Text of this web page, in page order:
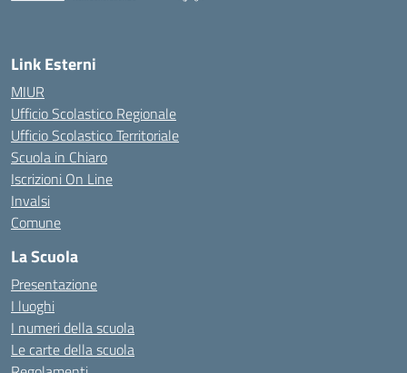
Link Esterni
MIUR
Ufficio Scolastico Regionale
Ufficio Scolastico Territoriale
Scuola in Chiaro
Iscrizioni On Line
Invalsi
Comune
La Scuola
Presentazione
I luoghi
I numeri della scuola
Le carte della scuola